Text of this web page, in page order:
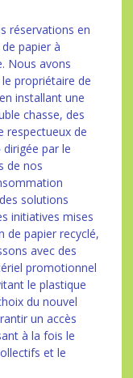
réservations en
papier à
Nous avons
propriétaire de
installant une
chasse, des
respectueux de
dirigée par le
de nos
solutions
initiatives mises
de papier recyclé,
avec des
promotionnel
le plastique
du nouvel
un accès
à la fois le
et le